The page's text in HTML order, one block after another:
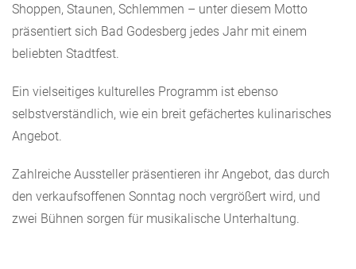
Shoppen, Staunen, Schlemmen – unter diesem Motto
präsentiert sich Bad Godesberg jedes Jahr mit einem
beliebten Stadtfest.
Ein vielseitiges kulturelles Programm ist ebenso
selbstverständlich, wie ein breit gefächertes kulinarisches
Angebot.
Zahlreiche Aussteller präsentieren ihr Angebot, das durch
den verkaufsoffenen Sonntag noch vergrößert wird, und
zwei Bühnen sorgen für musikalische Unterhaltung.